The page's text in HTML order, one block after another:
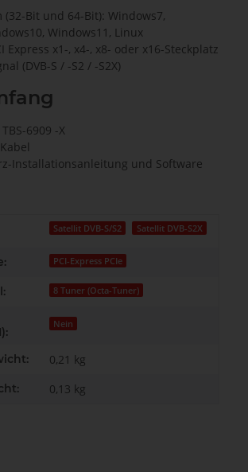
(32-Bit und 64-Bit): Windows7,
Windows11, Linux
Express x1-, x4-, x8- oder x16-Steckplatz
(DVB-S / -S2 / -S2X)
6909 -X
Installationsanleitung und Software
Satellit DVB-S/S2 Satellit DVB-S2X
PCI-Express PCIe
8 Tuner (Octa-Tuner)
Nein
0,21 kg
0,13 kg